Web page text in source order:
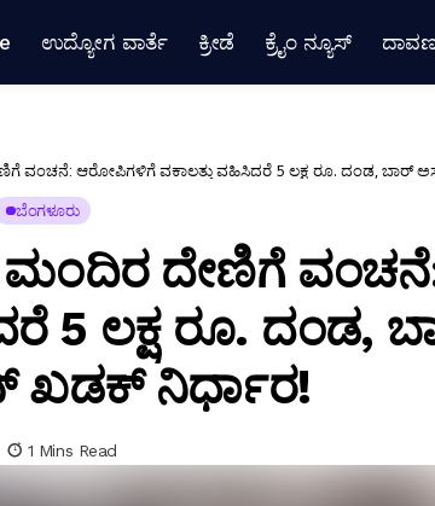
ಉದ್ಯೋಗ ವಾರ್ತೆ ಕ್ರೀಡೆ ಕ್ರೈಂ ನ್ಯೂಸ್
ವಂಚನೆ: ಆರೋಪಿಗಳಿಗೆ ವಕಾಲತ್ತು ವಹಿಸಿದರೆ 5 ಲಕ್ಷ ರೂ. ದಂಡ,
ಬೆಂಗಳೂರು
ದೇಣಿಗೆ
5 ಲಕ್ಷ ರೂ. ದಂಡ,
ನಿರ್ಧಾರ!
1 Mins Read